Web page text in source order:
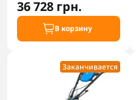
36 728 грн.
В корзину
Заканчивается